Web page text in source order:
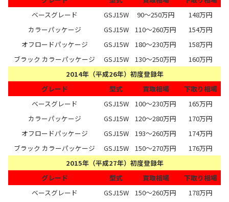
ベースグレード
GSJ15W 90～250万円
148万円
カラーパッケージ
GSJ15W 110～260万円
154万円
オフロードパッケージ
GSJ15W 180～230万円
158万円
ブラック カラーパッケージ
GSJ15W 130～250万円
160万円
2014年（平成26年）初度登録年
グレード
型式 買取相場
下取り相場
ベースグレード
GSJ15W 100～230万円
165万円
カラーパッケージ
GSJ15W 120～280万円
170万円
オフロードパッケージ
GSJ15W 193～260万円
174万円
ブラック カラーパッケージ
GSJ15W 150～270万円
176万円
2015年（平成27年）初度登録年
グレード
型式 買取相場
下取り相場
ベースグレード
GSJ15W 150～260万円
178万円